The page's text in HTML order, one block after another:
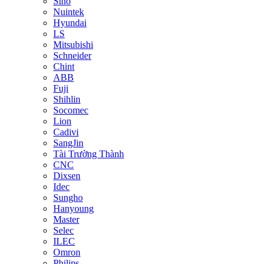
Nuintek
Hyundai
LS
Mitsubishi
Schneider
Chint
ABB
Fuji
Shihlin
Socomec
Lion
Cadivi
SangJin
Tài Trường Thành
CNC
Dixsen
Idec
Sungho
Hanyoung
Master
Selec
ILEC
Omron